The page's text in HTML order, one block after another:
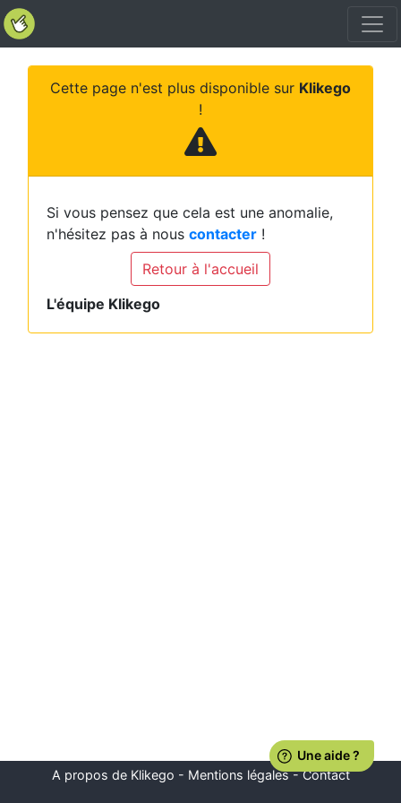
Cette page n'est plus disponible sur Klikego
!
Si vous pensez que cela est une anomalie,
n'hésitez pas à nous contacter !
Retour à l'accueil
L'équipe Klikego
A propos de Klikego - Mentions légales-Contact